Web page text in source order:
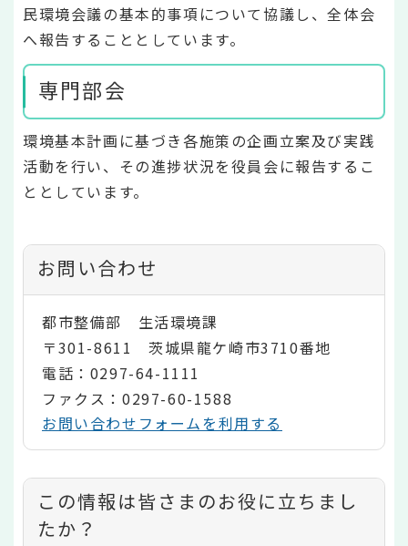
民環境会議の基本的事項について協議し、全体会
へ報告することとしています。
専門部会
環境基本計画に基づき各施策の企画立案及び実践
活動を行い、その進捗状況を役員会に報告するこ
ととしています。
お問い合わせ
都市整備部 生活環境課
〒301-8611 茨城県龍ケ崎市3710番地
電話：0297-64-1111
ファクス：0297-60-1588
お問い合わせフォームを利用する
コ
ン
この情報は皆さまのお役に立ちまし
たか？